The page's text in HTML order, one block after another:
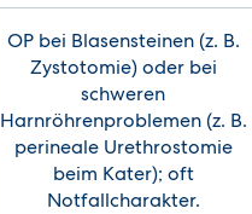
OP bei Blasensteinen (z. B.
Zystotomie) oder bei
schweren
Harnröhrenproblemen (z. B.
perineale Urethrostomie
beim Kater); oft
Notfallcharakter.